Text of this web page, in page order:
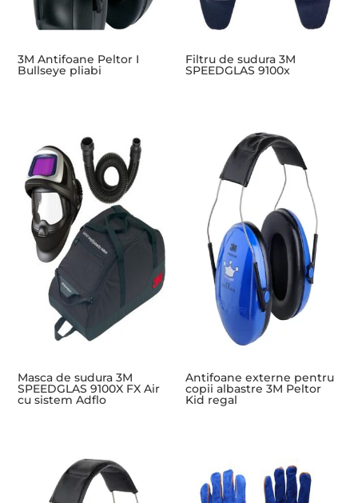
3M Antifoane Peltor I
Bullseye pliabi
Filtru de sudura 3M
SPEEDGLAS 9100x
Masca de sudura 3M
SPEEDGLAS 9100X FX Air
cu sistem Adflo
Antifoane externe pentru
copii albastre 3M Peltor
Kid regal